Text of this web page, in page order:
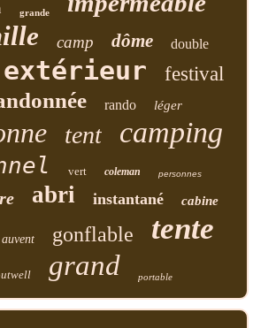
grande
camp dôme double
extérieur festival
rando léger
tent camping
vert coleman personnes
abri instantané cabine
auvent gonflable tente
grand portable